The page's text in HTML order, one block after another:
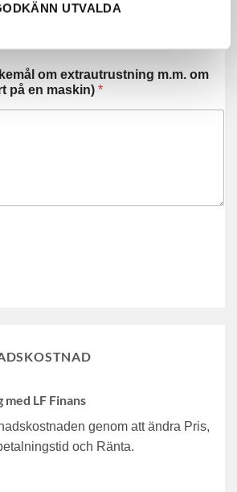
UTVALDA
om extrautrustning m.m. om
på en maskin) *
LF Finans
genom att ändra Pris,
och Ränta.